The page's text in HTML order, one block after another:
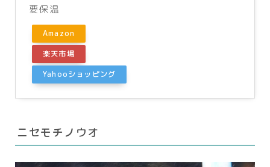
要保温
Amazon
楽天市場
Yahooショッピング
ニセモチノウオ